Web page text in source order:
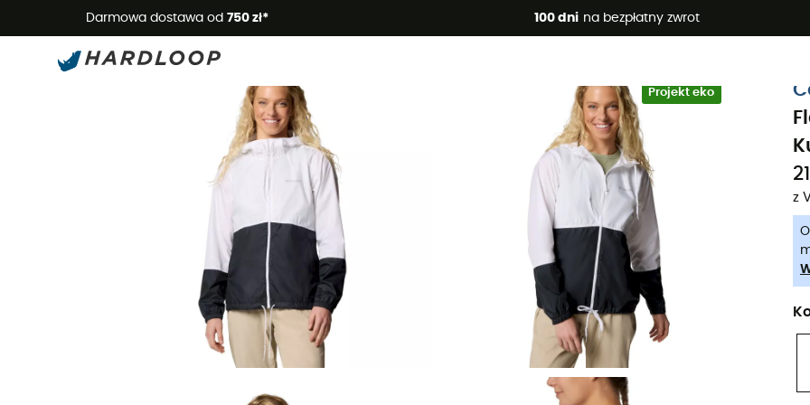
Darmowa dostawa od 750 zł* 100 dni na bezpłatny zwrot
Letnie promocje 🔥 -5% DODATKOWO przy zakupie 2 produktów*, kod
Projekt eko
z